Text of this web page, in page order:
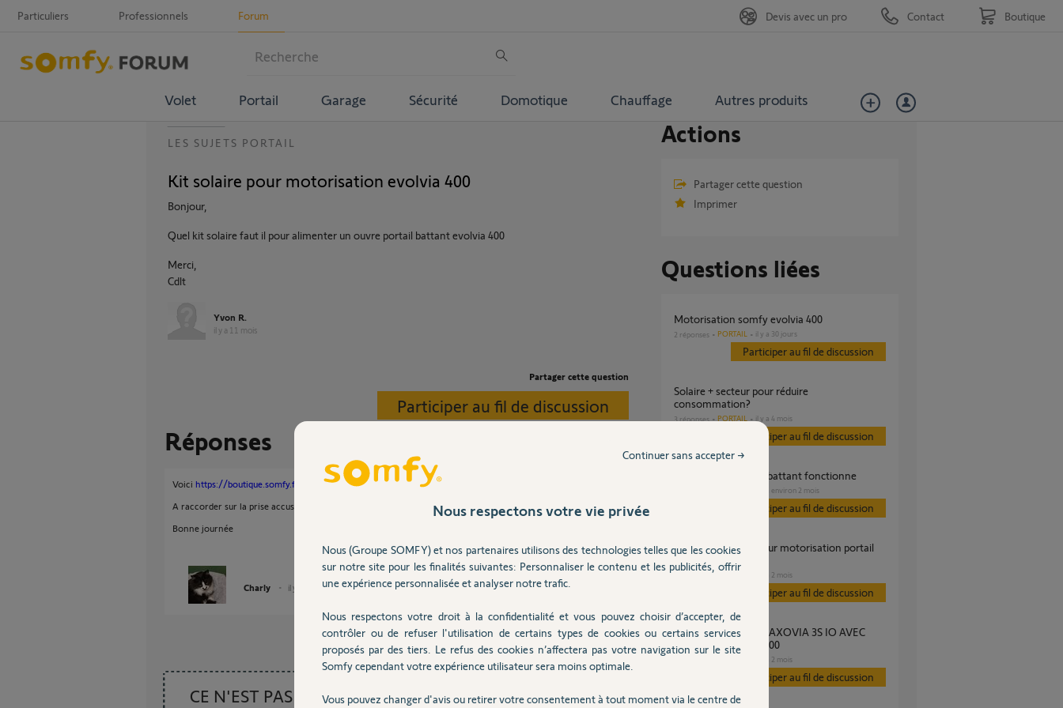
Particuliers Professionnels Forum
Volet Portail Garage Sécurité Domotique Chauffage Autres produits
Devis avec un pro Contact Boutique
LES SUJETS PORTAIL
Kit solaire pour motorisation evolvia 400
Bonjour,
Quel kit solaire faut il pour alimenter un ouvre portail battant evolvia 400
Merci,
Cdlt
Yvon R.
il y a 11 mois
Partager cette question
Participer au fil de discussion
Réponses
Voici https://boutique.somfy.fr/kit-d-alimentation-solaire.html
A raccorder sur la prise accus de secours et en l'absence de 230v.
Bonne journée
Charly il y a 11 mois
CE N'EST PAS CE
Actions
Partager cette question
Imprimer
Questions liées
motorisation somfy evolvia 400
2 réponses PORTAIL il y a 30 jours
Participer au fil de discussion
Solaire + secteur pour réduire
consommation?
3 réponses PORTAIL il y a 4 mois
Participer au fil de discussion
Evolvia 400: un seul battant fonctionne
il y a environ 2 mois
Participer au fil de discussion
Problème solar set sur motorisation portail
Evolvia
il y a 2 mois
Participer au fil de discussion
Piloter mon moteur AXOVIA 3S IO AVEC
PLATINE DE RUE V400
il y a 2 mois
Participer au fil de discussion
Nous respectons votre vie privée
Nous (Groupe SOMFY) et nos partenaires utilisons des technologies telles que les cookies
sur notre site pour les finalités suivantes: Personnaliser le contenu et les publicités, offrir
une expérience personnalisée et analyser notre trafic.
Nous respectons votre droit à la confidentialité et vous pouvez choisir d’accepter, de
contrôler ou de refuser l'utilisation de certains types de cookies ou certains services
proposés par des tiers. Le refus des cookies n’affectera pas votre navigation sur le site
Somfy cependant votre expérience utilisateur sera moins optimale.
Vous pouvez changer d'avis ou retirer votre consentement à tout moment via le centre de
Continuer sans accepter →